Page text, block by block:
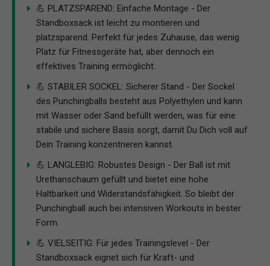
💪 PLATZSPAREND: Einfache Montage - Der
Standboxsack ist leicht zu montieren und
platzsparend. Perfekt für jedes Zuhause, das wenig
Platz für Fitnessgeräte hat, aber dennoch ein
effektives Training ermöglicht.
💪 STABILER SOCKEL: Sicherer Stand - Der Sockel
des Punchingballs besteht aus Polyethylen und kann
mit Wasser oder Sand befüllt werden, was für eine
stabile und sichere Basis sorgt, damit Du Dich voll auf
Dein Training konzentrieren kannst.
💪 LANGLEBIG: Robustes Design - Der Ball ist mit
Urethanschaum gefüllt und bietet eine hohe
Haltbarkeit und Widerstandsfähigkeit. So bleibt der
Punchingball auch bei intensiven Workouts in bester
Form.
💪 VIELSEITIG: Für jedes Trainingslevel - Der
Standboxsack eignet sich für Kraft- und